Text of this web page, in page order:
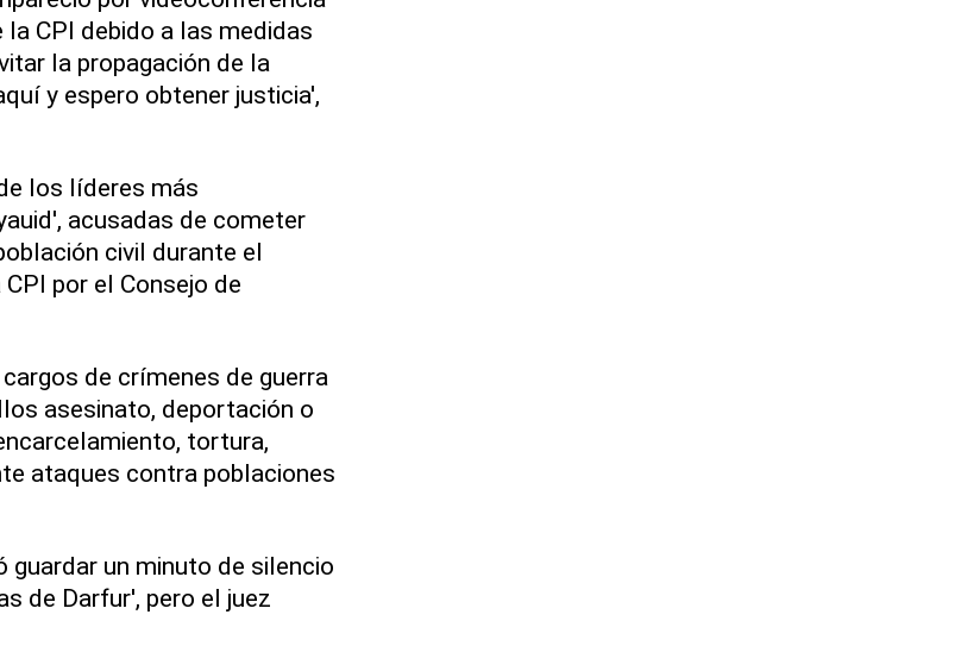
CPI debido a las medidas
la propagación de la
y espero obtener justicia',
los líderes más
acusadas de cometer
civil durante el
por el Consejo de
de crímenes de guerra
asesinato, deportación o
tortura,
ataques contra poblaciones
guardar un minuto de silencio
de Darfur', pero el juez